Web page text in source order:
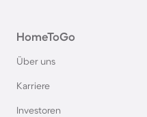
Bodensee
HomeToGo
Über uns
Karriere
Investoren